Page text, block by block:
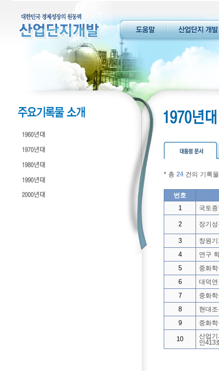
* 총 24 건의 기록
번호
1
국토
2 장기
3
창원
4
연구
5
중화
6
대덕
7
중화
8
현대
9
중화
10
산업
안413